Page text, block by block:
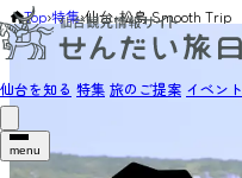
仙台を知る 特集 旅のご提案 イベント
menu
Top›特集›仙台-松島 Smooth Trip